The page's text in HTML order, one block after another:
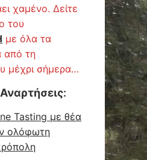
χαμένο. Δείτε
του
με όλα τα
από τη
μέχρι σήμερα…
:
Tasting με θέα
ολόφωτη